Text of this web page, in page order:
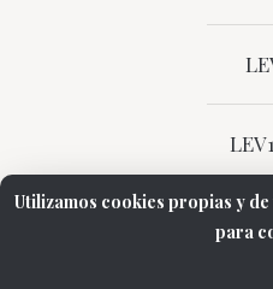
Utilizamos cookies propias y
para